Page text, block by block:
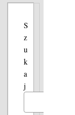
S
z
u
k
a
j